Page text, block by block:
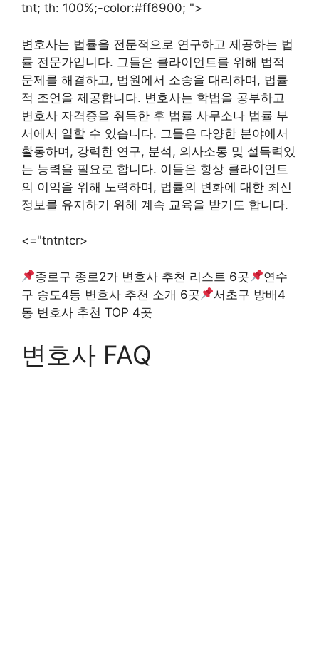
tnt; th: 100%;-color:#ff6900; ">
변호사는 법률을 전문적으로 연구하고 제공하는 법
률 전문가입니다. 그들은 클라이언트를 위해 법적
문제를 해결하고, 법원에서 소송을 대리하며, 법률
적 조언을 제공합니다. 변호사는 학법을 공부하고
변호사 자격증을 취득한 후 법률 사무소나 법률 부
서에서 일할 수 있습니다. 그들은 다양한 분야에서
활동하며, 강력한 연구, 분석, 의사소통 및 설득력있
는 능력을 필요로 합니다. 이들은 항상 클라이언트
의 이익을 위해 노력하며, 법률의 변화에 대한 최신
정보를 유지하기 위해 계속 교육을 받기도 합니다.
<="tntntcr>
종로구 종로2가 변호사 추천 리스트 6곳
연수
구 송도4동 변호사 추천 소개 6곳
서초구 방배4
동 변호사 추천 TOP 4곳
변호사 FAQ